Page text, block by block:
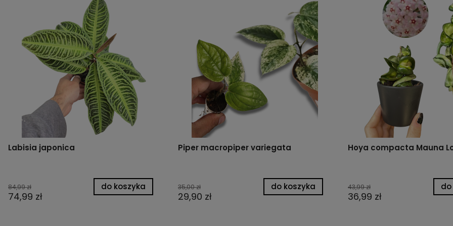
Labisia japonica
84,99 zł
74,99 zł
do koszyka
Piper macropiper variegata
35,00 zł
29,90 zł
do koszyka
Hoya compacta Mauna
43,99 zł
36,99 zł